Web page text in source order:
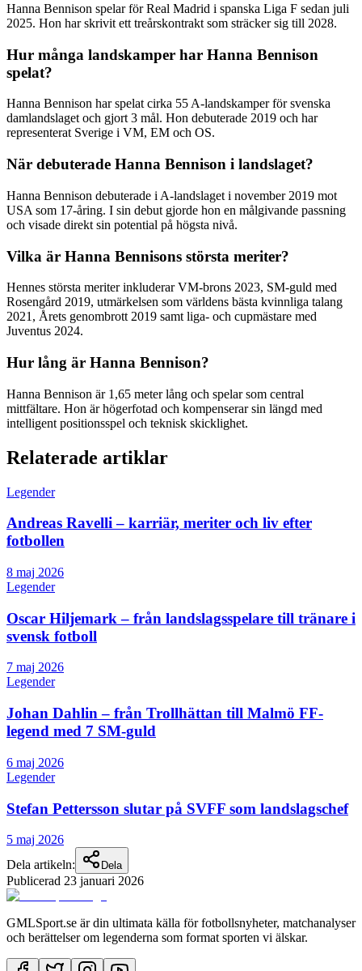
Hanna Bennison spelar för Real Madrid i spanska Liga F sedan juli
2025. Hon har skrivit ett treårskontrakt som sträcker sig till 2028.
Hur många landskamper har Hanna Bennison
spelat?
Hanna Bennison har spelat cirka 55 A-landskamper för svenska
damlandslaget och gjort 3 mål. Hon debuterade 2019 och har
representerat Sverige i VM, EM och OS.
När debuterade Hanna Bennison i landslaget?
Hanna Bennison debuterade i A-landslaget i november 2019 mot
USA som 17-åring. I sin debut gjorde hon en målgivande passning
och visade direkt sin potential på högsta nivå.
Vilka är Hanna Bennisons största meriter?
Hennes största meriter inkluderar VM-brons 2023, SM-guld med
Rosengård 2019, utmärkelsen som världens bästa kvinnliga talang
2021, Årets genombrott 2019 samt liga- och cupmästare med
Juventus 2024.
Hur lång är Hanna Bennison?
Hanna Bennison är 1,65 meter lång och spelar som central
mittfältare. Hon är högerfotad och kompenserar sin längd med
intelligent positionsspel och teknisk skicklighet.
Relaterade artiklar
Legender
Andreas Ravelli – karriär, meriter och liv efter
fotbollen
8 maj 2026
Legender
Oscar Hiljemark – från landslagsspelare till tränare i
svensk fotboll
7 maj 2026
Legender
Johan Dahlin – från Trollhättan till Malmö FF-
legend med 7 SM-guld
6 maj 2026
Legender
Stefan Pettersson slutar på SVFF som landslagschef
5 maj 2026
Dela artikeln:
Dela
Publicerad 23 januari 2026
GMLSport.se är din ultimata källa för fotbollsnyheter, matchanalyser
och berättelser om legenderna som format sporten vi älskar.